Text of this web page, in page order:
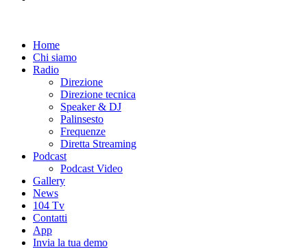
Radio 104
Like It !Home
Chi siamo
Radio
Direzione
Direzione tecnica
Speaker & DJ
Palinsesto
Frequenze
Diretta Streaming
Podcast
Podcast Video
Gallery
News
104 Tv
Contatti
App
Invia la tua demo